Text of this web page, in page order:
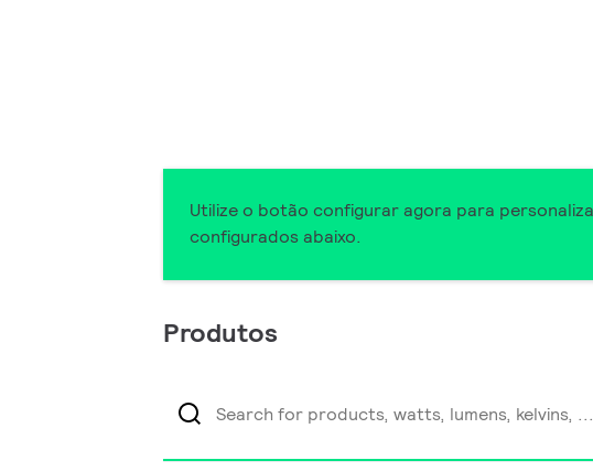
Utilize o botão configurar agora para
configurados abaixo.
Produtos